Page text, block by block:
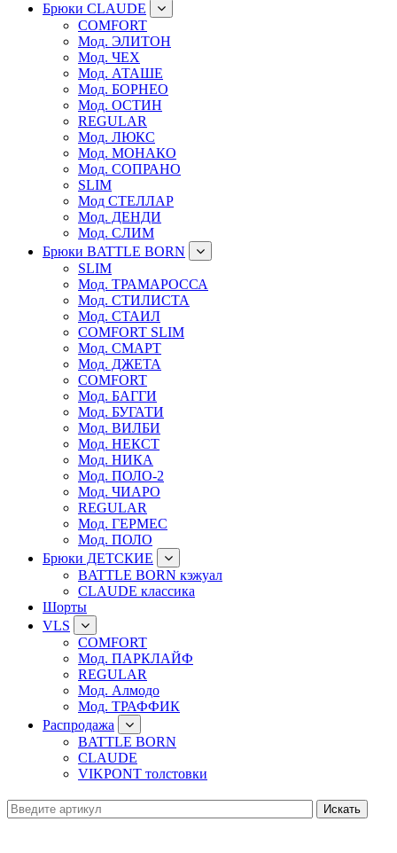
Брюки CLAUDE
COMFORT
Мод. ЭЛИТОН
Мод. ЧЕХ
Мод. АТАШЕ
Мод. БОРНЕО
Мод. ОСТИН
REGULAR
Мод. ЛЮКС
Мод. МОНАКО
Мод. СОПРАНО
SLIM
Мод СТЕЛЛАР
Мод. ДЕНДИ
Мод. СЛИМ
Брюки BATTLE BORN
SLIM
Мод. ТРАМАРОССА
Мод. СТИЛИСТА
Мод. СТАИЛ
COMFORT SLIM
Мод. СМАРТ
Мод. ДЖЕТА
COMFORT
Мод. БАГГИ
Мод. БУГАТИ
Мод. ВИЛБИ
Мод. НЕКСТ
Мод. НИКА
Мод. ПОЛО-2
Мод. ЧИАРО
REGULAR
Мод. ГЕРМЕС
Мод. ПОЛО
Брюки ДЕТСКИЕ
BATTLE BORN кэжуал
CLAUDE классика
Шорты
VLS
COMFORT
Мод. ПАРКЛАЙФ
REGULAR
Мод. Алмодо
Мод. ТРАФФИК
Распродажа
BATTLE BORN
CLAUDE
VIKPONT толстовки